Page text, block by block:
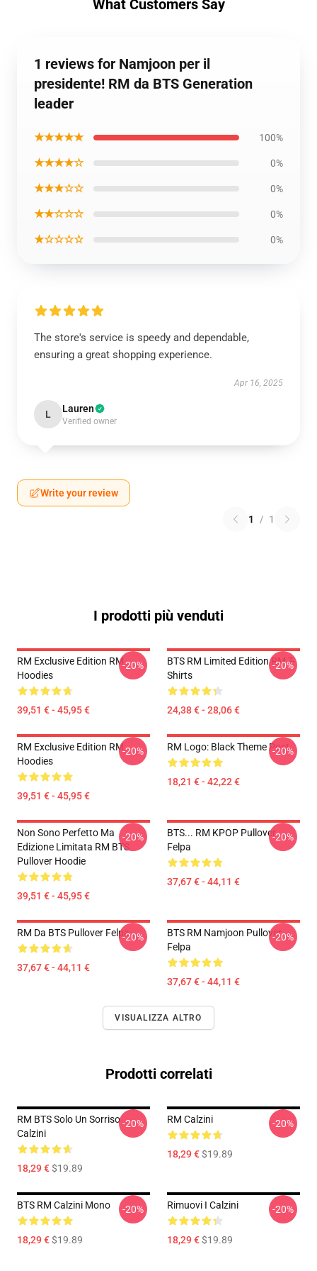
What Customers Say
1 reviews for Namjoon per il
presidente! RM da BTS Generation
leader
★★★★★ 100%
★★★★☆ 0%
★★★☆☆ 0%
★★☆☆☆ 0%
★☆☆☆☆ 0%
The store's service is speedy and dependable,
ensuring a great shopping experience.
Apr 16, 2025
L Lauren
Verified owner
Write your review
1 / 1
I prodotti più venduti
RM Exclusive Edition RM
Hoodies
39,51 € - 45,95 €
-20%
BTS RM Limited Edition RM T-
Shirts
24,38 € - 28,06 €
-20%
RM Exclusive Edition RM
Hoodies
39,51 € - 45,95 €
-20% RM Logo: Black Theme Post
18,21 € - 42,22 €
-20%
Non Sono Perfetto Ma
Edizione Limitata RM BTS
Pullover Hoodie
39,51 € - 45,95 €
-20%
BTS... RM KPOP Pullover
Felpa
37,67 € - 44,11 €
-20%
RM Da BTS Pullover Felpa
37,67 € - 44,11 €
-20%
BTS RM Namjoon Pullover
Felpa
37,67 € - 44,11 €
-20%
VISUALIZZA ALTRO
Prodotti correlati
RM BTS Solo Un Sorriso
Calzini
18,29 €$19.89
-20% RM Calzini
18,29 €$19.89
-20%
BTS RM Calzini Mono
18,29 €$19.89
-20% Rimuovi I Calzini
18,29 €$19.89
-20%